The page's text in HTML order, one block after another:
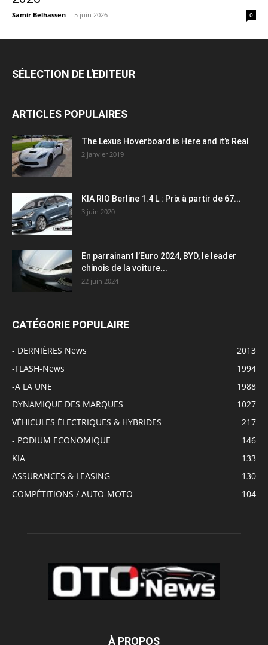
Samir Belhassen - 5 juin 2026 0
SÉLECTION DE L'EDITEUR
ARTICLES POPULAIRES
The Lexus Hoverboard is Here and it’s Real
2 janvier 2019
KIA RIO Berline 1.4 L : Prix à partir de 67...
3 juin 2020
En parrainant l’Euro 2024, BYD, le leader
chinois de la voiture...
22 juin 2024
CATÉGORIE POPULAIRE
- DERNIÈRES News
2013
-FLASH-News
1994
-A LA UNE
1988
DYNAMIQUE DES MARQUES
1027
VÉHICULES ÉLECTRIQUES & HYBRIDES
217
- PODIUM ECONOMIQUE
146
KIA
133
ASSURANCES & LEASING
130
COMPÉTITIONS / AUTO-MOTO
104
À PROPOS